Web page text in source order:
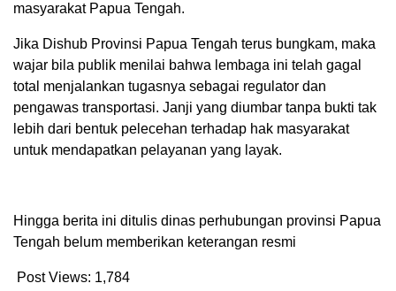
masyarakat Papua Tengah.
Jika Dishub Provinsi Papua Tengah terus bungkam, maka
wajar bila publik menilai bahwa lembaga ini telah gagal
total menjalankan tugasnya sebagai regulator dan
pengawas transportasi. Janji yang diumbar tanpa bukti tak
lebih dari bentuk pelecehan terhadap hak masyarakat
untuk mendapatkan pelayanan yang layak.
Hingga berita ini ditulis dinas perhubungan provinsi Papua
Tengah belum memberikan keterangan resmi
Post Views: 1,784